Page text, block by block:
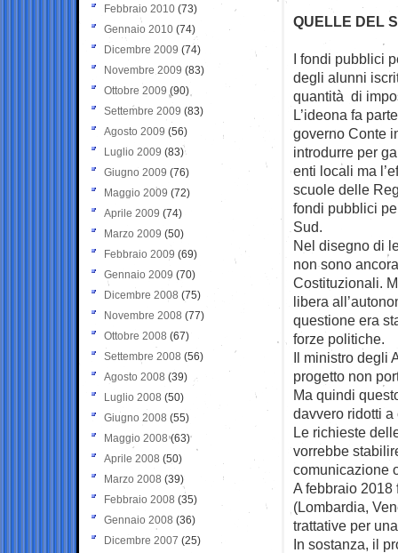
QUELLE DEL
I fondi pubblici
degli alunni
quantità di
L’ideona fa
governo Conte
introdurre per
enti locali ma
scuole delle
fondi pubblici
Sud.
Nel disegno di
non sono
Costituzionali.
libera
questione era
forze politiche.
Il ministro degli
progetto non
Ma quindi
davvero ridotti
Le richieste
vorrebbe
comunicazione
A febbraio 2018
(Lombardia,
trattative per
In sostanza, il
Febbraio 2010 (73)
Gennaio 2010 (74)
Dicembre 2009 (74)
Novembre 2009 (83)
Ottobre 2009 (90)
Settembre 2009 (83)
Agosto 2009 (56)
Luglio 2009 (83)
Giugno 2009 (76)
Maggio 2009 (72)
Aprile 2009 (74)
Marzo 2009 (50)
Febbraio 2009 (69)
Gennaio 2009 (70)
Dicembre 2008 (75)
Novembre 2008 (77)
Ottobre 2008 (67)
Settembre 2008 (56)
Agosto 2008 (39)
Luglio 2008 (50)
Giugno 2008 (55)
Maggio 2008(63)
Aprile 2008 (50)
Marzo 2008 (39)
Febbraio 2008 (35)
Gennaio 2008 (36)
Dicembre 2007 (25)